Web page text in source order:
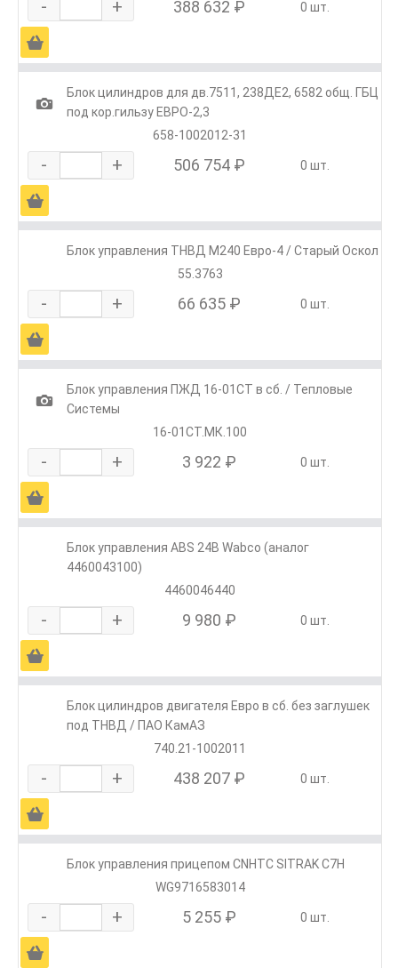
- + 388 632 ₽ 0 шт.
Ä
1
Блок цилиндров для дв.7511, 238ДЕ2, 6582 общ. ГБЦ
под кор.гильзу ЕВРО-2,3
658-1002012-31
- + 506 754 ₽ 0 шт.
Ä
Блок управления ТНВД М240 Евро-4 / Старый Оскол
55.3763
- + 66 635 ₽ 0 шт.
Ä
1
Блок управления ПЖД 16-01СТ в сб. / Тепловые
Системы
16-01СТ.МК.100
- + 3 922 ₽ 0 шт.
Ä
Блок управления ABS 24В Wabco (аналог
4460043100)
4460046440
- + 9 980 ₽ 0 шт.
Ä
Блок цилиндров двигателя Евро в сб. без заглушек
под ТНВД / ПАО КамАЗ
740.21-1002011
- + 438 207 ₽ 0 шт.
Ä
Блок управления прицепом CNHTC SITRAK C7H
WG9716583014
- + 5 255 ₽ 0 шт.
Ä